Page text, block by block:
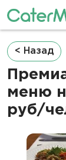
Строка
навигации
< Назад
меню
руб/